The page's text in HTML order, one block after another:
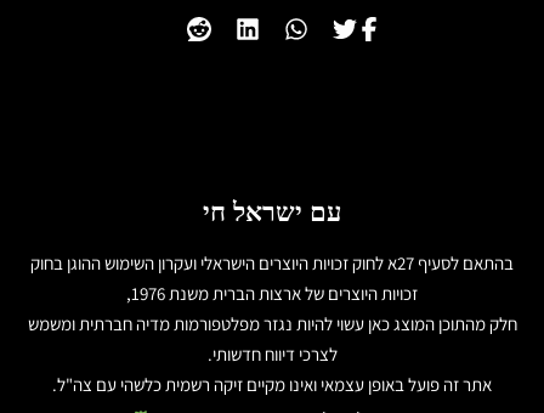
עם ישראל חי
בהתאם לסעיף 27א לחוק זכויות היוצרים הישראלי ועקרון השימוש ההוגן בחוק
זכויות היוצרים של ארצות הברית משנת 1976,
חלק מהתוכן המוצג כאן עשוי להיות נגזר מפלטפורמות מדיה חברתית ומשמש
לצרכי דיווח חדשותי.
אתר זה פועל באופן עצמאי ואינו מקיים זיקה רשמית כלשהי עם צה"ל.